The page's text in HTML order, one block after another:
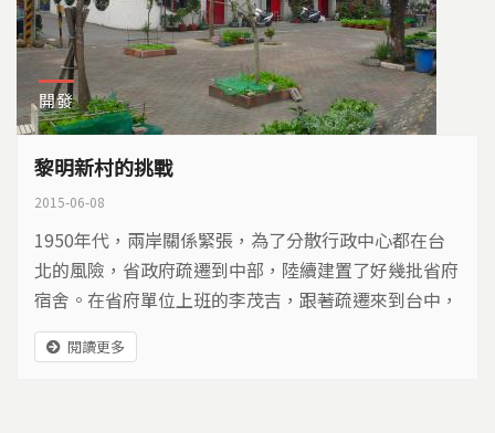
開發
黎明新村的挑戰
2015-06-08
1950年代，兩岸關係緊張，為了分散行政中心都在台
北的風險，省政府疏遷到中部，陸續建置了好幾批省府
宿舍。在省府單位上班的李茂吉，跟著疏遷來到台中，
住進了1975年完工的黎明新村，這是最後一批公家宿
舍，共有一千多戶。
閱讀更多